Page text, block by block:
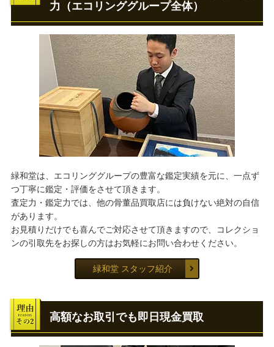
力（エコリンググループ全体）
緑和堂は、エコリンググループの豊富な鑑定実績を元に、一点ず
つ丁寧に鑑定・評価をさせて頂きます。
査定力・鑑定力では、他の骨董品買取店には負けない絶対の自信
があります。
お見積りだけでも喜んでご対応させて頂きますので、コレクショ
ンの引取先をお探しの方はお気軽にお問い合わせください。
緑和堂 スタッフ紹介
高額なお取引でも即日現金買取